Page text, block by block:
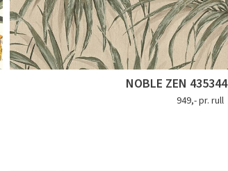
NOBLE ZEN 435344
949,- pr. rull